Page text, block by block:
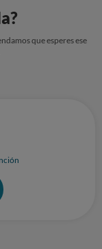
que esperes ese